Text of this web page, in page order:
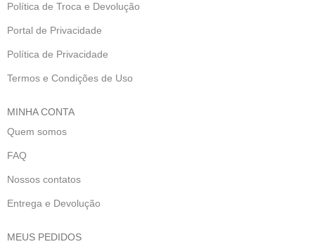
Política de Troca e Devolução
Portal de Privacidade
Política de Privacidade
Termos e Condições de Uso
MINHA CONTA
Quem somos
FAQ
Nossos contatos
Entrega e Devolução
MEUS PEDIDOS